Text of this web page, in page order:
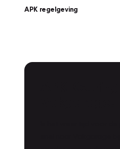
APK regelgeving